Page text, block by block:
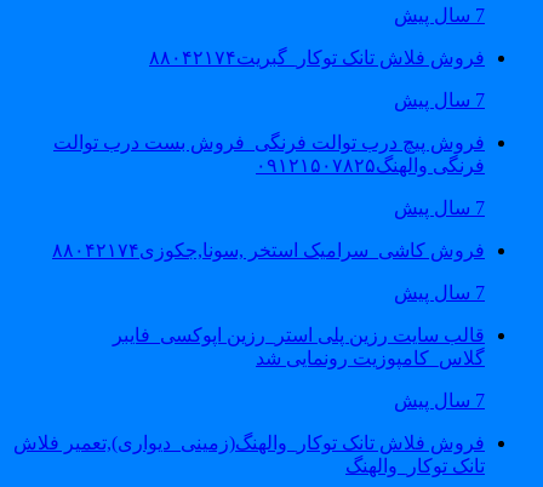
فروش فلاش تانک توکار_گبریت۸۸۰۴۲۱۷۴
فروش پیچ درب توالت فرنگی_فروش بست درب توالت
فرنگی والهنگ۰۹۱۲۱۵۰۷۸۲۵
فروش کاشی_سرامیک استخر ,سونا,جکوزی۸۸۰۴۲۱۷۴
قالب سایت رزین پلی استر_رزین اپوکسی_فایبر
گلاس_کامپوزیت رونمایی شد
فروش فلاش تانک توکار_والهنگ(زمینی_دیواری),تعمیر فلاش
تانک توکار_والهنگ